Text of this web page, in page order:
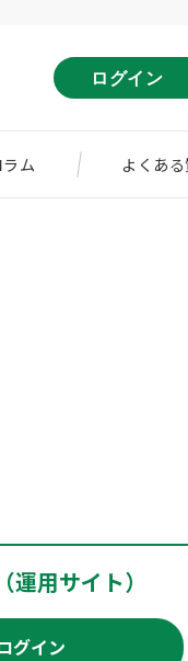
ログイン
ラム よくあ
運用サイト）
グイン